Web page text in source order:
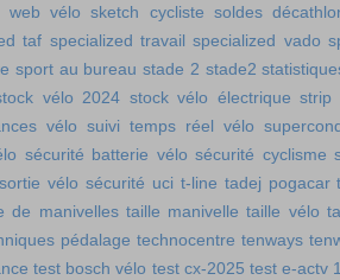
web vélo sketch cycliste soldes
taf specialized travail specialized vado
sport au bureau stade 2 stade2
vélo 2024 stock vélo électrique strip
vélo suivi temps réel vélo
sécurité batterie vélo sécurité cyclisme
vélo sécurité uci t-line tadej pogacar
de manivelles taille manivelle taille vélo
pédalage technocentre tenways
test bosch vélo test cx-2025 test e-actv